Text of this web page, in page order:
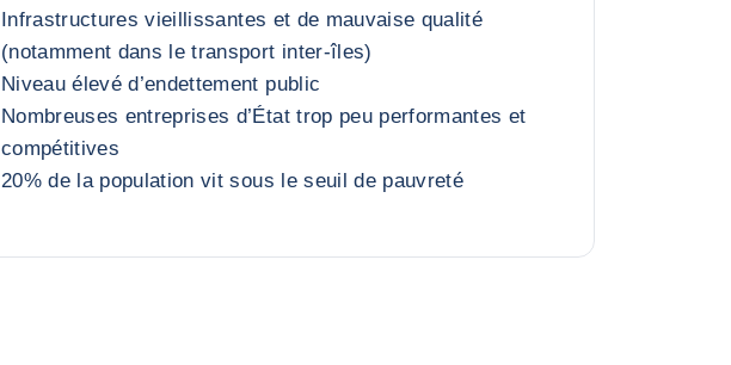
Infrastructures vieillissantes et de mauvaise qualité
(notamment dans le transport inter-îles)
Niveau élevé d’endettement public
Nombreuses entreprises d’État trop peu performantes et
compétitives
20% de la population vit sous le seuil de pauvreté